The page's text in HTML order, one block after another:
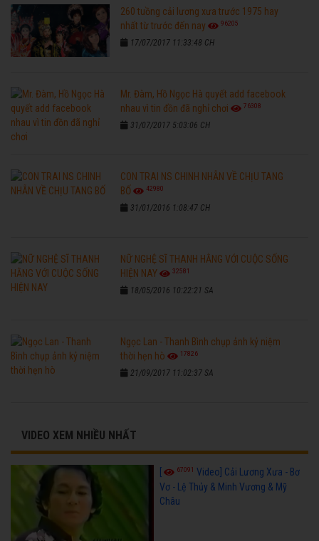
260 tuồng cải lương xưa trước 1975 hay
nhất từ trước đến nay
96205
17/07/2017 11:33:48 CH
Mr. Đàm, Hồ Ngọc Hà quyết add facebook
nhau vì tin đồn đã nghỉ chơi
76308
31/07/2017 5:03:06 CH
CON TRAI NS CHINH NHẪN VỀ CHỊU TANG
BỐ
42980
31/01/2016 1:08:47 CH
NỮ NGHỆ SĨ THANH HẰNG VỚI CUỘC SỐNG
HIỆN NAY
32581
18/05/2016 10:22:21 SA
Ngọc Lan - Thanh Bình chụp ảnh kỷ niệm
thời hẹn hò
17826
21/09/2017 11:02:37 SA
VIDEO XEM NHIỀU NHẤT
[ 67091 Video] Cải Lương Xưa - Bơ
Vơ - Lệ Thủy & Minh Vương & Mỹ
Châu